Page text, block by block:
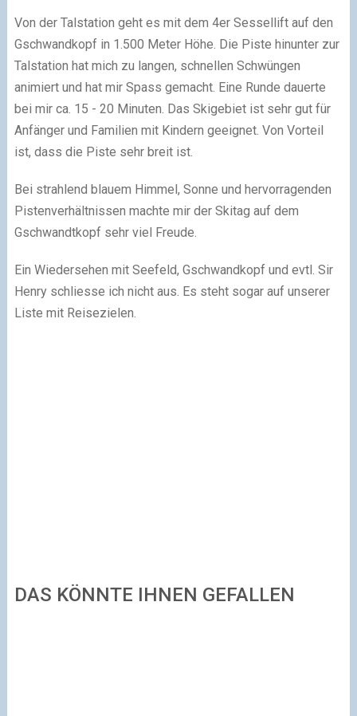
Von der Talstation geht es mit dem 4er Sessellift auf den
Gschwandkopf in 1.500 Meter Höhe. Die Piste hinunter zur
Talstation hat mich zu langen, schnellen Schwüngen
animiert und hat mir Spass gemacht. Eine Runde dauerte
bei mir ca. 15 - 20 Minuten. Das Skigebiet ist sehr gut für
Anfänger und Familien mit Kindern geeignet. Von Vorteil
ist, dass die Piste sehr breit ist.
Bei strahlend blauem Himmel, Sonne und hervorragenden
Pistenverhältnissen machte mir der Skitag auf dem
Gschwandtkopf sehr viel Freude.
Ein Wiedersehen mit Seefeld, Gschwandkopf und evtl. Sir
Henry schliesse ich nicht aus. Es steht sogar auf unserer
Liste mit Reisezielen.
DAS KÖNNTE IHNEN GEFALLEN